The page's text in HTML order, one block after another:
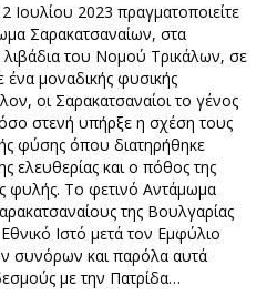
Ιουλίου 2023 πραγματοποιείτε
Σαρακατσαναίων, στα
λιβάδια του Νομού Τρικάλων, σε
μοναδικής φυσικής
οι Σαρακατσαναίοι το γένος
στενή υπήρξε η σχέση τους
φύσης όπου διατηρήθηκε
και ο πόθος της
φυλής. Το φετινό Αντάμωμα
της Βουλγαρίας
Ιστό μετά τον Εμφύλιο
συνόρων και παρόλα αυτά
με την Πατρίδα…